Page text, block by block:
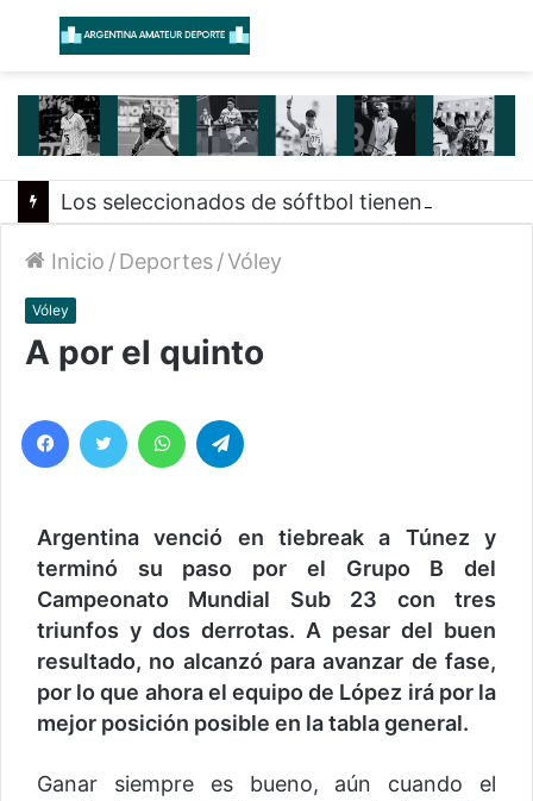
Menú
Inicio /Deportes/Vóley
Vóley
A por el quinto
Argentina venció en tiebreak a Túnez y
terminó su paso por el Grupo B del
Campeonato Mundial Sub 23 con tres
triunfos y dos derrotas. A pesar del buen
resultado, no alcanzó para avanzar de fase,
por lo que ahora el equipo de López irá por la
mejor posición posible en la tabla general.
Ganar siempre es bueno, aún cuando el